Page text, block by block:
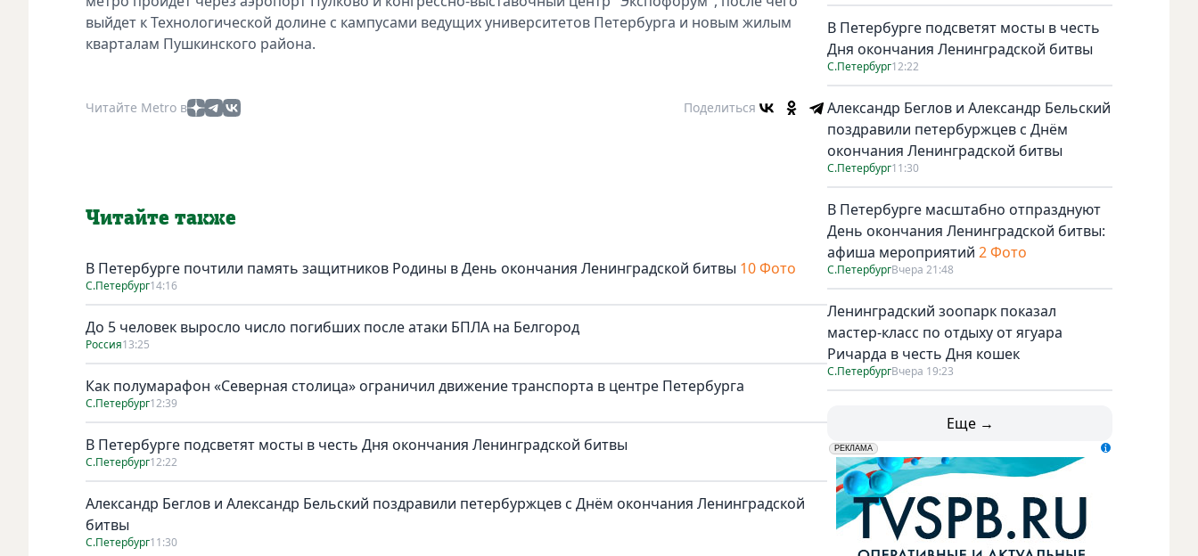
выйдет к Технологической долине с кампусами ведущих университетов Петербурга и новым жилым
кварталам Пушкинского района.
Читайте Metro в Поделиться
Читайте также
В Петербурге почтили память защитников Родины в День окончания Ленинградской битвы 10 Фото
С.Петербург14:16
До 5 человек выросло число погибших после атаки БПЛА на Белгород
Россия13:25
Как полумарафон «Северная столица» ограничил движение транспорта в центре Петербурга
С.Петербург12:39
В Петербурге подсветят мосты в честь Дня окончания Ленинградской битвы
С.Петербург12:22
Александр Беглов и Александр Бельский поздравили петербуржцев с Днём окончания Ленинградской
битвы
С.Петербург11:30
В Петербурге подсветят мосты в честь
Дня окончания Ленинградской битвы
С.Петербург12:22
Александр Беглов и Александр Бельский
поздравили петербуржцев с Днём
окончания Ленинградской битвы
С.Петербург11:30
В Петербурге масштабно отпразднуют
День окончания Ленинградской битвы:
афиша мероприятий 2 Фото
С.ПетербургВчера 21:48
Ленинградский зоопарк показал
мастер-класс по отдыху от ягуара
Ричарда в честь Дня кошек
С.ПетербургВчера 19:23
Еще →
erid: LdtCK5udn
РЕКЛАМА
АО "ГАТР", ИНН: 7841320717